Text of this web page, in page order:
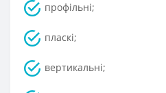
профільні;
пласкі;
вертикальні;